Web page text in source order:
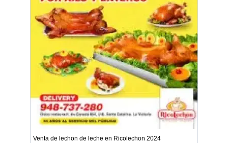
Venta de lechon de leche en Ricolechon 2024